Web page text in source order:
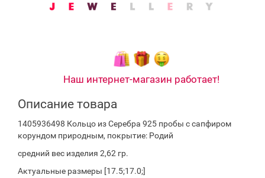
Наш интернет-магазин работает!
Описание товара
1405936498 Кольцо из Серебра 925 пробы с сапфиром
корундом природным, покрытие: Родий
средний вес изделия 2,62 гр.
Актуальные размеры [17.5;17.0;]